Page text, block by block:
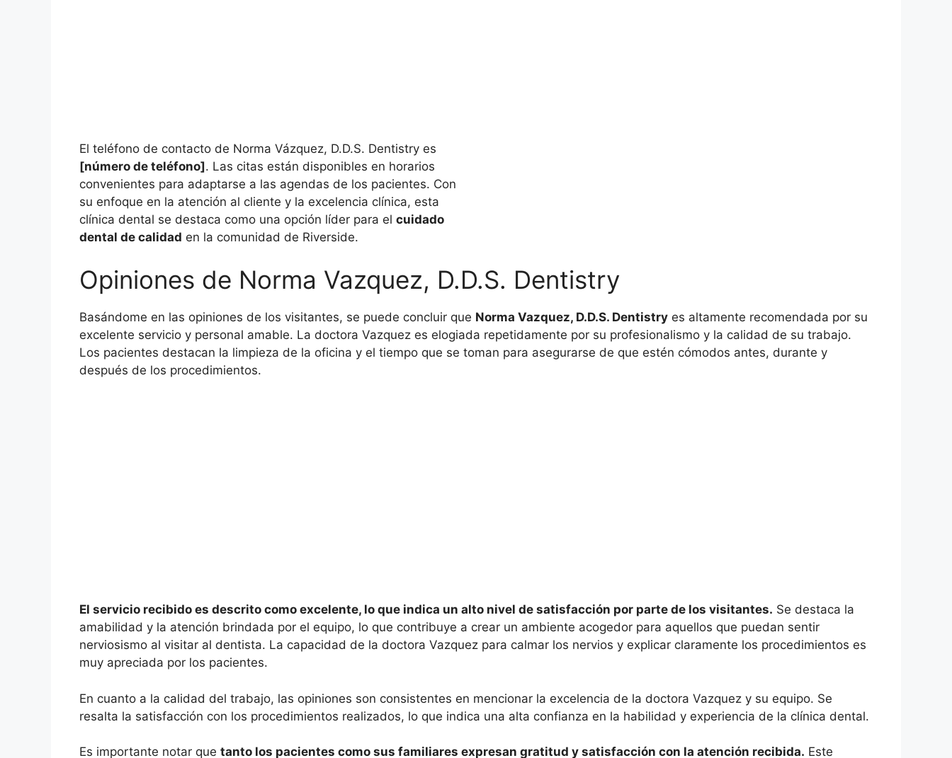
El teléfono de contacto de Norma Vázquez, D.D.S. Dentistry es
[número de teléfono]. Las citas están disponibles en horarios
convenientes para adaptarse a las agendas de los pacientes. Con
su enfoque en la atención al cliente y la excelencia clínica, esta
clínica dental se destaca como una opción líder para el cuidado
dental de calidad en la comunidad de Riverside.
Opiniones de Norma Vazquez, D.D.S. Dentistry
Basándome en las opiniones de los visitantes, se puede concluir que Norma Vazquez, D.D.S. Dentistry es altamente recomendada por su
excelente servicio y personal amable. La doctora Vazquez es elogiada repetidamente por su profesionalismo y la calidad de su trabajo.
Los pacientes destacan la limpieza de la oficina y el tiempo que se toman para asegurarse de que estén cómodos antes, durante y
después de los procedimientos.
El servicio recibido es descrito como excelente, lo que indica un alto nivel de satisfacción por parte de los visitantes. Se destaca la
amabilidad y la atención brindada por el equipo, lo que contribuye a crear un ambiente acogedor para aquellos que puedan sentir
nerviosismo al visitar al dentista. La capacidad de la doctora Vazquez para calmar los nervios y explicar claramente los procedimientos es
muy apreciada por los pacientes.
En cuanto a la calidad del trabajo, las opiniones son consistentes en mencionar la excelencia de la doctora Vazquez y su equipo. Se
resalta la satisfacción con los procedimientos realizados, lo que indica una alta confianza en la habilidad y experiencia de la clínica dental.
Es importante notar que tanto los pacientes como sus familiares expresan gratitud y satisfacción con la atención recibida. Este